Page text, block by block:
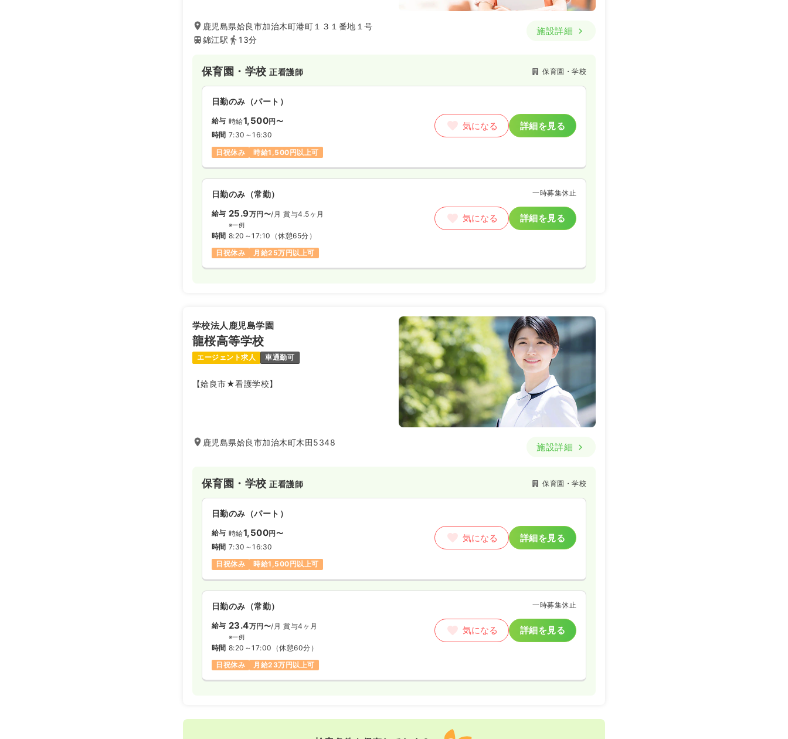
鹿児島県姶良市加治木町港町１３１番地１号
錦江駅
13分
施設詳細
保育園・学校正看護師 保育園・学校
日勤のみ（パート）
給与 時給1,500円〜
時間 7:30～16:30
日祝休み
時給1,500円以上可
気になる 詳細を見る
日勤のみ（常勤） 一時募集休止
給与 25.9万円〜/月 賞与4.5ヶ月
※一例
時間 8:20～17:10 （休憩65分）
日祝休み
月給25万円以上可
気になる 詳細を見る
学校法人鹿児島学園
龍桜高等学校
エージェント求人 車通勤可
【姶良市★看護学校】
鹿児島県姶良市加治木町木田5348 施設詳細
保育園・学校正看護師 保育園・学校
日勤のみ（パート）
給与 時給1,500円〜
時間 7:30～16:30
日祝休み
時給1,500円以上可
気になる 詳細を見る
日勤のみ（常勤） 一時募集休止
給与 23.4万円〜/月 賞与4ヶ月
※一例
時間 8:20～17:00 （休憩60分）
日祝休み
月給23万円以上可
気になる 詳細を見る